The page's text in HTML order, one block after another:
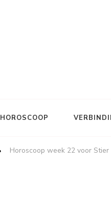
HOROSCOOP
Horoscoop week 22 voor Stier